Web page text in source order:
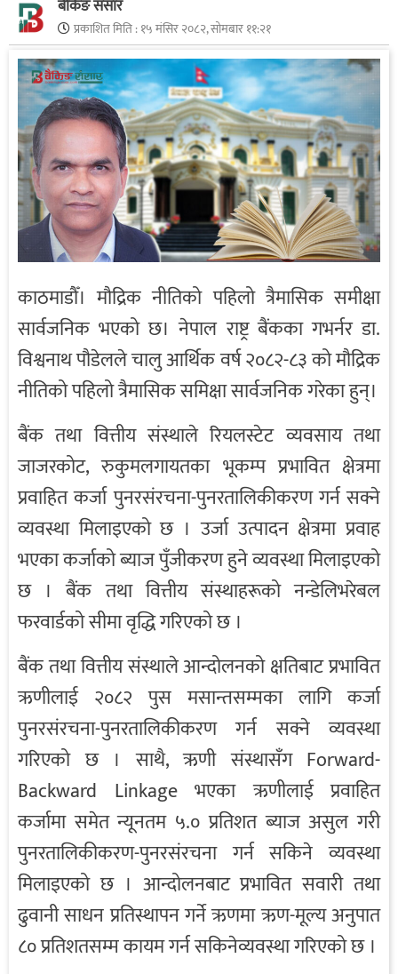
बैंकिङ संसार
प्रकाशित मिति :१५ मंसिर २०८२, सोमबार ११:२१
काठमाडौँ। मौद्रिक नीतिको पहिलो त्रैमासिक समीक्षा
सार्वजनिक भएको छ। नेपाल राष्ट्र बैंकका गभर्नर डा.
विश्वनाथ पौडेलले चालु आर्थिक वर्ष २०८२-८३ को मौद्रिक
नीतिको पहिलो त्रैमासिक समिक्षा सार्वजनिक गरेका हुन्।
बैंक तथा वित्तीय संस्थाले रियलस्टेट व्यवसाय तथा
जाजरकोट, रुकुमलगायतका भूकम्प प्रभावित क्षेत्रमा
प्रवाहित कर्जा पुनरसंरचना-पुनरतालिकीकरण गर्न सक्ने
व्यवस्था मिलाइएको छ । उर्जा उत्पादन क्षेत्रमा प्रवाह
भएका कर्जाको ब्याज पुँजीकरण हुने व्यवस्था मिलाइएको
छ । बैंक तथा वित्तीय संस्थाहरूको नन्डेलिभरेबल
फरवार्डको सीमा वृद्धि गरिएको छ ।
बैंक तथा वित्तीय संस्थाले आन्दोलनको क्षतिबाट प्रभावित
ऋणीलाई २०८२ पुस मसान्तसम्मका लागि कर्जा
पुनरसंरचना-पुनरतालिकीकरण गर्न सक्ने व्यवस्था
गरिएको छ । साथै, ऋणी संस्थासँग Forward-
Backward Linkage भएका ऋणीलाई प्रवाहित
कर्जामा समेत न्यूनतम ५.० प्रतिशत ब्याज असुल गरी
पुनरतालिकीकरण-पुनरसंरचना गर्न सकिने व्यवस्था
मिलाइएको छ । आन्दोलनबाट प्रभावित सवारी तथा
ढुवानी साधन प्रतिस्थापन गर्ने ऋणमा ऋण-मूल्य अनुपात
८० प्रतिशतसम्म कायम गर्न सकिनेव्यवस्था गरिएको छ ।